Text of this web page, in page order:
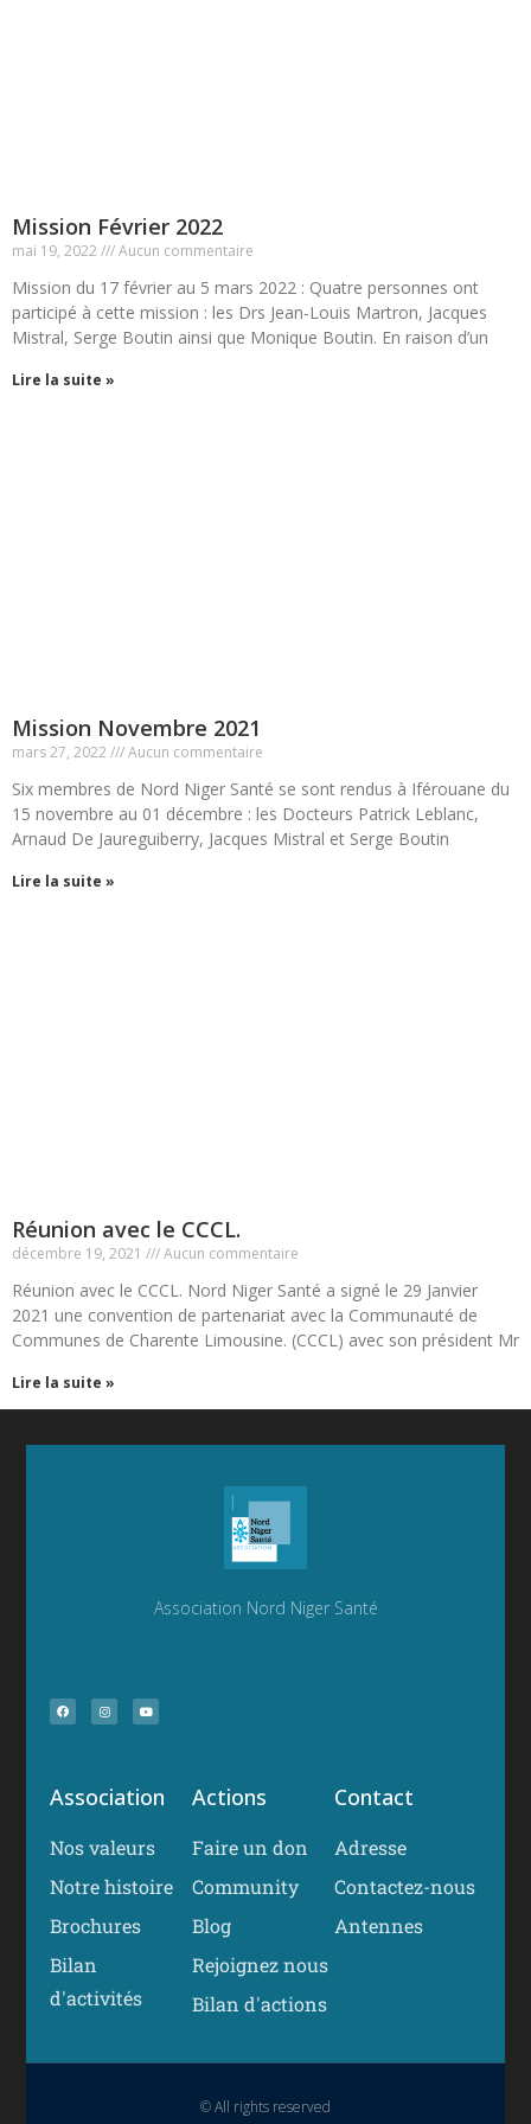
Mission Février 2022
mai 19, 2022 Aucun commentaire
Mission du 17 février au 5 mars 2022 : Quatre personnes ont
participé à cette mission : les Drs Jean-Louis Martron, Jacques
Mistral, Serge Boutin ainsi que Monique Boutin. En raison d’un
Lire la suite »
Mission Novembre 2021
mars 27, 2022 Aucun commentaire
Six membres de Nord Niger Santé se sont rendus à Iférouane du
15 novembre au 01 décembre : les Docteurs Patrick Leblanc,
Arnaud De Jaureguiberry, Jacques Mistral et Serge Boutin
Lire la suite »
Réunion avec le CCCL.
décembre 19, 2021 Aucun commentaire
Réunion avec le CCCL. Nord Niger Santé a signé le 29 Janvier
2021 une convention de partenariat avec la Communauté de
Communes de Charente Limousine. (CCCL) avec son président Mr
Lire la suite »
Association Nord Niger Santé
Association
Nos valeurs
Notre histoire
Brochures
Bilan
d'activités
Actions
Faire un don
Community
Blog
Rejoignez nous
Bilan d'actions
Contact
Adresse
Contactez-nous
Antennes
© All rights reserved